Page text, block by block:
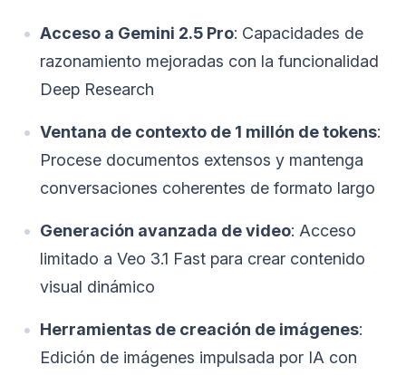
Acceso a Gemini 2.5 Pro: Capacidades de
razonamiento mejoradas con la funcionalidad
Deep Research
Ventana de contexto de 1 millón de tokens:
Procese documentos extensos y mantenga
conversaciones coherentes de formato largo
Generación avanzada de video: Acceso
limitado a Veo 3.1 Fast para crear contenido
visual dinámico
Herramientas de creación de imágenes:
Edición de imágenes impulsada por IA con